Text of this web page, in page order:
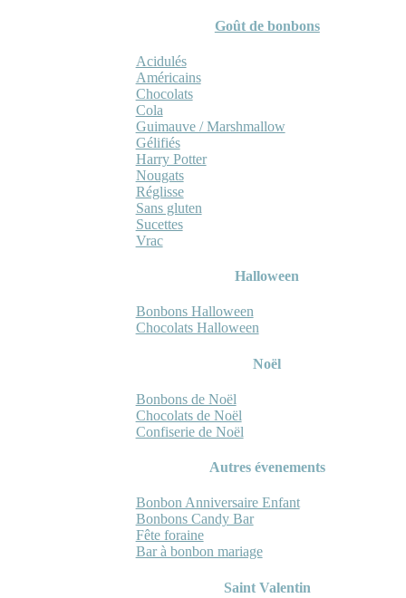
Goût de bonbons
Acidulés
Américains
Chocolats
Cola
Guimauve / Marshmallow
Gélifiés
Harry Potter
Nougats
Réglisse
Sans gluten
Sucettes
Vrac
Halloween
Bonbons Halloween
Chocolats Halloween
Noël
Bonbons de Noël
Chocolats de Noël
Confiserie de Noël
Autres évenements
Bonbon Anniversaire Enfant
Bonbons Candy Bar
Fête foraine
Bar à bonbon mariage
Saint Valentin